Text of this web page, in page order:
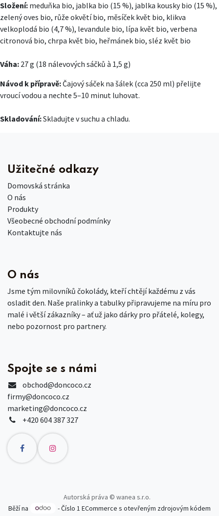
Složení: meduňka bio, jablka bio (15 %), jablka kousky bio (15 %),
zelený oves bio, růže okvětí bio, měsíček květ bio, klikva
velkoplodá bio (4,7 %), levandule bio, lípa květ bio, verbena
citronová bio, chrpa květ bio, heřmánek bio, sléz květ bio
Váha: 27 g (18 nálevových sáčků à 1,5 g)
Návod k přípravě:Čajový sáček na šálek (cca 250 ml) přelijte
vroucí vodou a nechte 5–10 minut luhovat.
Skladování:Skladujte v suchu a chladu.
Užitečné odkazy
Domovská stránka
O nás
Produkty
Všeobecné obchodní podmínky
Kontaktujte nás
O nás
Jsme tým milovníků čokolády, kteří chtějí každému z vás
osladit den. Naše pralinky a tabulky připravujeme na míru pro
malé i větší zákazníky – ať už jako dárky pro přátelé, kolegy,
nebo pozornost pro partnery.
Spojte se s námi
obchod@doncoco.cz
firmy@doncoco.cz
marketing@doncoco.cz
+420 604 387 327
Autorská práva © wanea s.r.o.
Běží na
- Číslo 1ECommerce s otevřeným zdrojovým kódem